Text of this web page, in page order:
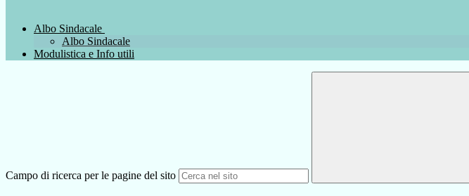
Albo Sindacale
Albo Sindacale
Modulistica e Info utili
Campo di ricerca per le pagine del sito